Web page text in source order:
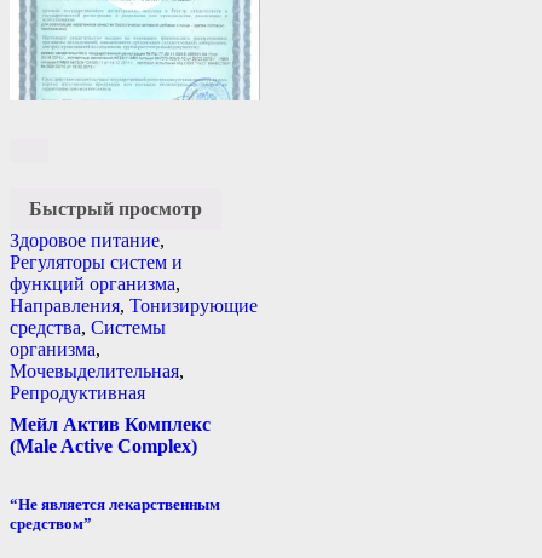
Быстрый просмотр
Здоровое питание,
Регуляторы систем и
функций организма,
Направления, Тонизирующие
средства, Системы
организма,
Мочевыделительная,
Репродуктивная
Мейл Актив Комплекс
(Male Active Complex)
“Не является лекарственным
средством”